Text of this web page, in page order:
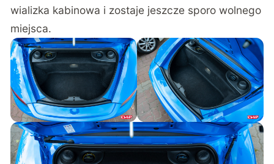
wializka kabinowa i zostaje jeszcze sporo wolnego
miejsca.